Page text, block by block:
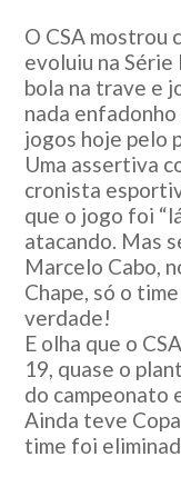
O CSA mostrou
evoluiu na
bola na trave e
nada
jogos hoje pelo
Uma assertiva
cronista
que o jogo foi
atacando. Mas
Marcelo Cabo,
Chape, só o
verdade!
E olha que o
19, quase o
do campeonato
Ainda teve
time foi